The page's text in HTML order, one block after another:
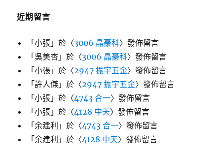
近期留言
「小張 」於〈3006 晶豪科〉發佈留言
「吳美杏 」於〈3006 晶豪科〉發佈留言
「小張 」於〈2947 振宇五金〉發佈留言
「許人傑 」於〈2947 振宇五金〉發佈留言
「小張 」於〈4743 合一〉發佈留言
「小張 」於〈4128 中天〉發佈留言
「余建利 」於〈4743 合一〉發佈留言
「余建利 」於〈4128 中天〉發佈留言